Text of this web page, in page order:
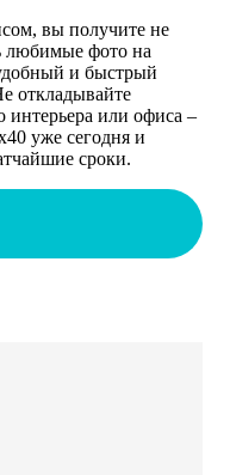
вы получите не
любимые фото на
и быстрый
откладывайте
интерьера или офиса –
уже сегодня и
сроки.